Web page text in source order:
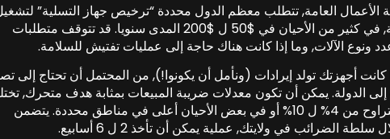
الأعمال العامة, تتطلب معظم الدول محددة “ترخيص جهاز التسلية”
آلات المخلب. يمكن أن تكون رسوم هذا لكل آلة, في كثير من الأحيان في $50 ل $200 المدى سنويا. قد تتوقف متطلبات
ونوع الآلات, وما إذا كانت هناك حاجة إلى عمليات تفتيش للسلامة.
كانت أجهزتك تولد إيرادات (ونأمل أن يكونوا!), من المحتمل أن تحتاج إلى
الدولة. يمكن أن تكون معدلات ضريبة المبيعات بمثابة هدف متحرك,
بشكل كبير حسب الدولة وحتى محليا, عموما تتراوح من 4% ل 10% أو في بعض الأحيان أعلى في مناطق محددة. يتضمن
الضرائب في ولايتك, عملية يمكن أن تأخذ 2 ل 6 أسابيع.